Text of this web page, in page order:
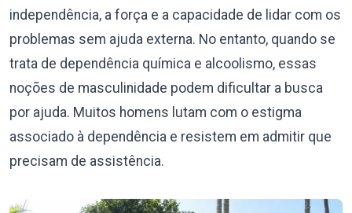
independência, a força e a capacidade de lidar com os
problemas sem ajuda externa. No entanto, quando se
trata de dependência química e alcoolismo, essas
noções de masculinidade podem dificultar a busca
por ajuda. Muitos homens lutam com o estigma
associado à dependência e resistem em admitir que
precisam de assistência.